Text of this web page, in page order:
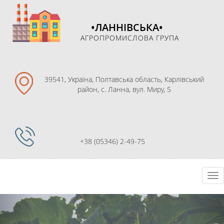
•ЛАННІВСЬКА•
АГРОПРОМИСЛОВА ГРУПА
39541, Україна, Полтавська область, Карлівський
район, с. Ланна, вул. Миру, 5
+38 (05346) 2-49-75
Previous